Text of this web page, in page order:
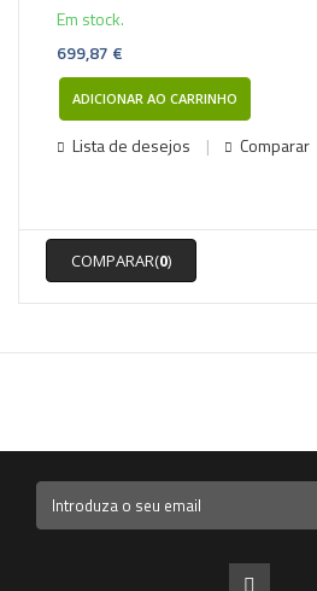
Em stock.
699,87 €
ADICIONAR AO CARRINHO
Lista de desejos Comparar
COMPARAR(0)